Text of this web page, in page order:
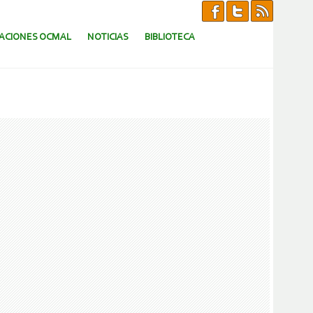
OCMAL NOTICIAS BIBLIOTECA